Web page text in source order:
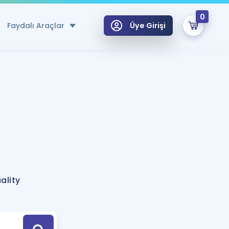
Faydalı Araçlar
Hesaplama Aracı
için Öneriler
Tek Takvimde
Üye Girişi
0
Hoca ile seni sınava hazırlayacak onlarca eğitim seni bekliyor!